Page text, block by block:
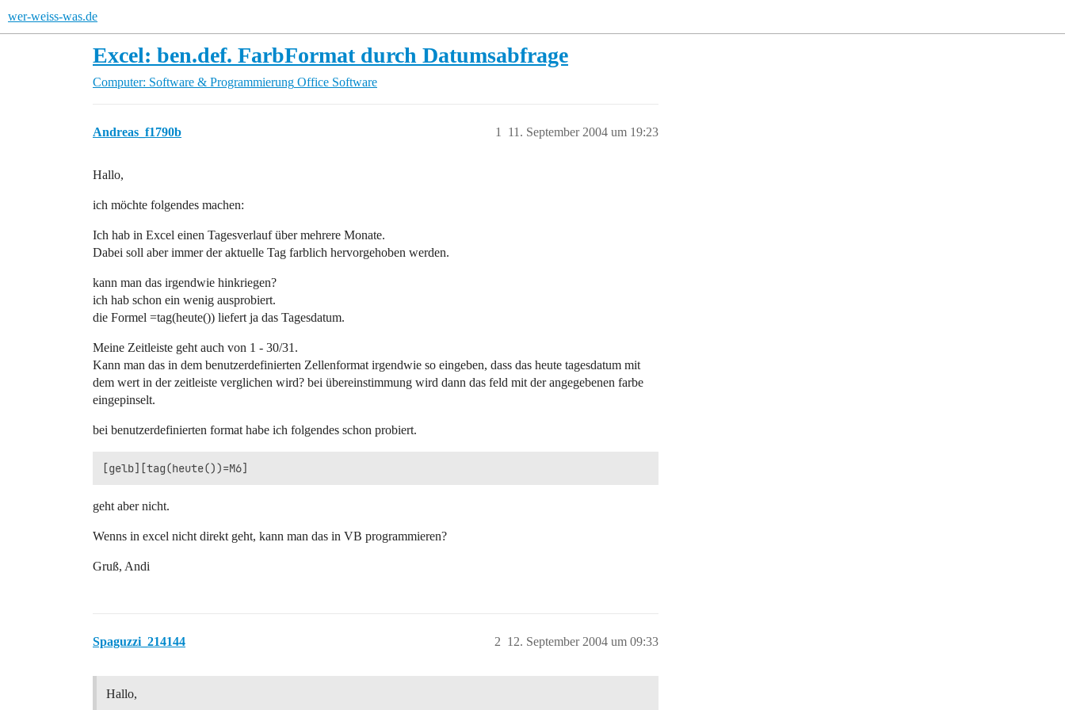
wer-weiss-was.de
Excel: ben.def. FarbFormat durch Datumsabfrage
Computer: Software & Programmierung Office Software
Andreas_f1790b 11. September 2004 um 19:23
1
Hallo,
ich möchte folgendes machen:
Ich hab in Excel einen Tagesverlauf über mehrere Monate.
Dabei soll aber immer der aktuelle Tag farblich hervorgehoben werden.
kann man das irgendwie hinkriegen?
ich hab schon ein wenig ausprobiert.
die Formel =tag(heute()) liefert ja das Tagesdatum.
Meine Zeitleiste geht auch von 1 - 30/31.
Kann man das in dem benutzerdefinierten Zellenformat irgendwie so eingeben, dass das heute tagesdatum mit
dem wert in der zeitleiste verglichen wird? bei übereinstimmung wird dann das feld mit der angegebenen farbe
eingepinselt.
bei benutzerdefinierten format habe ich folgendes schon probiert.
geht aber nicht.
Wenns in excel nicht direkt geht, kann man das in VB programmieren?
Gruß, Andi
Spaguzzi_214144 12. September 2004 um 09:33
2
Hallo,